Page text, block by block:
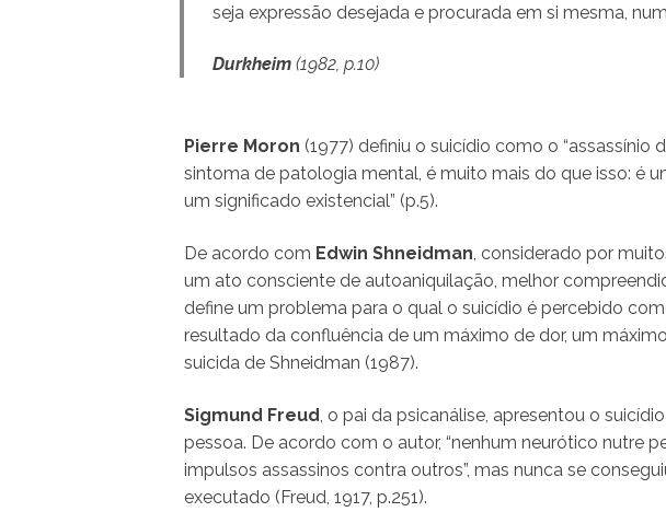
seja expressão desejada e procurada em si mesma,
Durkheim (1982, p.10)
Pierre Moron (1977) definiu o suicídio como o “assassínio
sintoma de patologia mental, é muito mais do que isso: é
um significado existencial” (p.5).
De acordo com Edwin Shneidman, considerado por
um ato consciente de autoaniquilação, melhor
define um problema para o qual o suicídio é percebido
resultado da confluência de um máximo de dor, um
suicida de Shneidman (1987).
Sigmund Freud , o pai da psicanálise, apresentou o
pessoa. De acordo com o autor, “nenhum neurótico nutre
impulsos assassinos contra outros”, mas nunca se
executado (Freud, 1917, p.251).